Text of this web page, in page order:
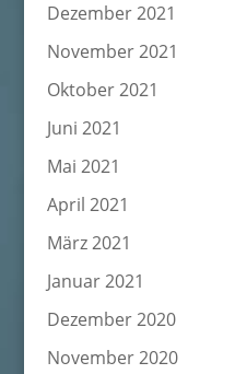
Dezember 2021
November 2021
Oktober 2021
Juni 2021
Mai 2021
April 2021
März 2021
Januar 2021
Dezember 2020
November 2020